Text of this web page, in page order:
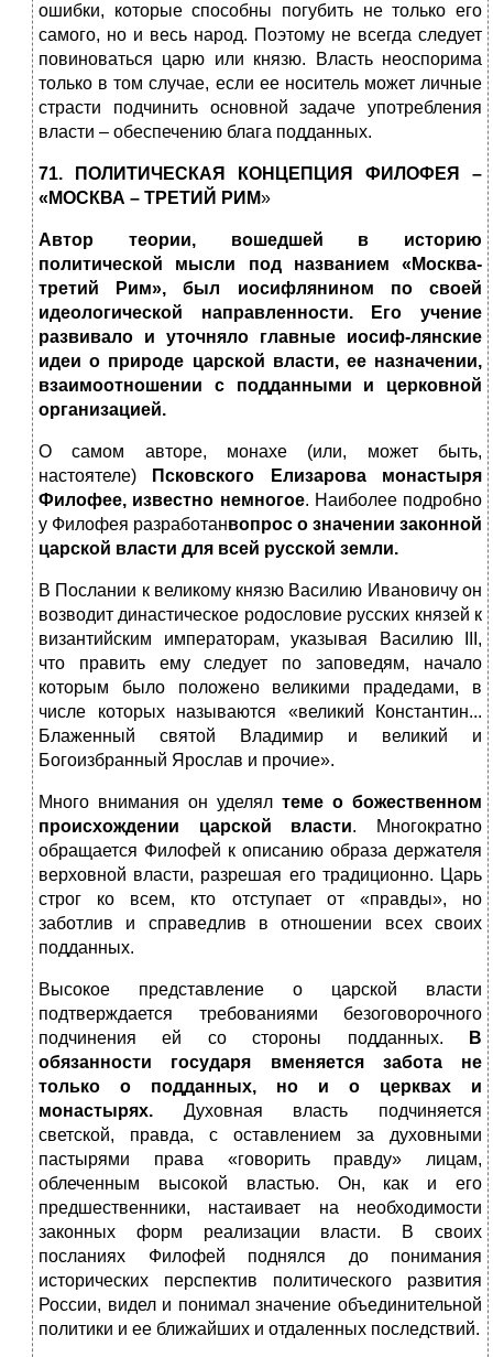
ошибки, которые способны погубить не только его
самого, но и весь народ. Поэтому не всегда следует
повиноваться царю или князю. Власть неоспорима
только в том случае, если ее носитель может личные
страсти подчинить основной задаче употребления
власти – обеспечению блага подданных.
71. ПОЛИТИЧЕСКАЯ КОНЦЕПЦИЯ ФИЛОФЕЯ –
«МОСКВА – ТРЕТИЙ РИМ»
Автор теории, вошедшей в историю
политической мысли под названием «Москва-
третий Рим», был иосифлянином по своей
идеологической направленности. Его учение
развивало и уточняло главные иосиф-лянские
идеи о природе царской власти, ее назначении,
взаимоотношении с подданными и церковной
организацией.
О самом авторе, монахе (или, может быть,
настоятеле)
Псковского Елизарова монастыря
Филофее, известно немногое. Наиболее подробно
у Филофея разработанвопрос о значении законной
царской власти для всей русской земли.
В Послании к великому князю Василию Ивановичу он
возводит династическое родословие русских князей к
византийским императорам, указывая Василию III,
что править ему следует по заповедям, начало
которым было положено великими прадедами, в
числе которых называются «великий Константин...
Блаженный святой Владимир и великий и
Богоизбранный Ярослав и прочие».
Много внимания он уделял теме о божественном
происхождении царской власти. Многократно
обращается Филофей к описанию образа держателя
верховной власти, разрешая его традиционно. Царь
строг ко всем, кто отступает от «правды», но
заботлив и справедлив в отношении всех своих
подданных.
Высокое представление о царской власти
подтверждается требованиями безоговорочного
подчинения ей со стороны подданных.
В
обязанности государя вменяется забота не
только о подданных, но и о церквах и
монастырях. Духовная власть подчиняется
светской, правда, с оставлением за духовными
пастырями права «говорить правду» лицам,
облеченным высокой властью. Он, как и его
предшественники, настаивает на необходимости
законных форм реализации власти. В своих
посланиях Филофей поднялся до понимания
исторических перспектив политического развития
России, видел и понимал значение объединительной
политики и ее ближайших и отдаленных последствий.